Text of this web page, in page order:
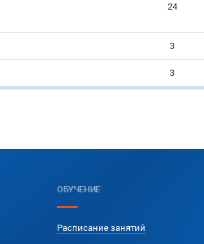
24
3
3
ОБУЧЕНИЕ
Расписание занятий